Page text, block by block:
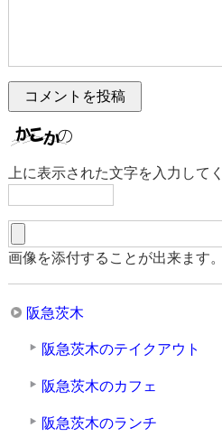
上に表示された文字を入力して
画像を添付することが出来ます
阪急茨木
阪急茨木のテイクアウト
阪急茨木のカフェ
阪急茨木のランチ